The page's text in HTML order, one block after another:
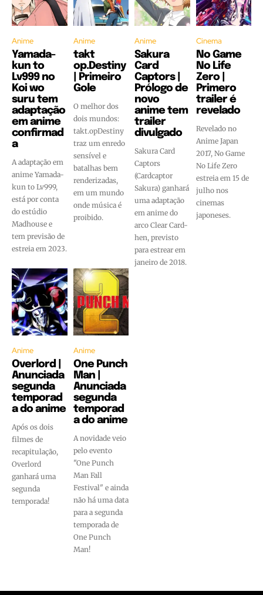
Anime
Yamada-
kun to
Lv999 no
Koi wo
suru tem
adaptação
em anime
confirmad
a
A adaptação em
anime Yamada-
kun to Lv999,
está por conta
do estúdio
Madhouse e
tem previsão de
estreia em 2023.
Anime
takt
op.Destiny
| Primeiro
Gole
O melhor dos
dois mundos:
takt.opDestiny
traz um enredo
sensível e
batalhas bem
renderizadas,
em um mundo
onde música é
proibido.
Anime
Sakura
Card
Captors |
Prólogo de
novo
anime tem
trailer
divulgado
Sakura Card
Captors
(Cardcaptor
Sakura) ganhará
uma adaptação
em anime do
arco Clear Card-
hen, previsto
para estrear em
janeiro de 2018.
Cinema
No Game
No Life
Zero |
Primero
trailer é
revelado
Revelado no
Anime Japan
2017, No Game
No Life Zero
estreia em 15 de
julho nos
cinemas
japoneses.
Anime
Overlord |
Anunciada
segunda
temporad
a do anime
Após os dois
filmes de
recapitulação,
Overlord
ganhará uma
segunda
temporada!
Anime
One Punch
Man |
Anunciada
segunda
temporad
a do anime
A novidade veio
pelo evento
"One Punch
Man Fall
Festival" e ainda
não há uma data
para a segunda
temporada de
One Punch
Man!